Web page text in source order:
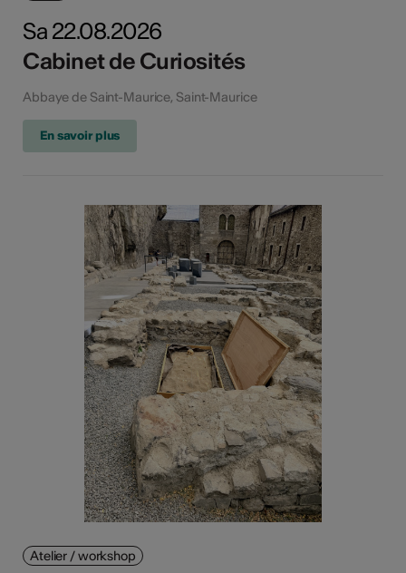
Sa 22.08.2026
Cabinet de Curiosités
Abbaye de Saint-Maurice, Saint-Maurice
En savoir plus
Atelier / workshop